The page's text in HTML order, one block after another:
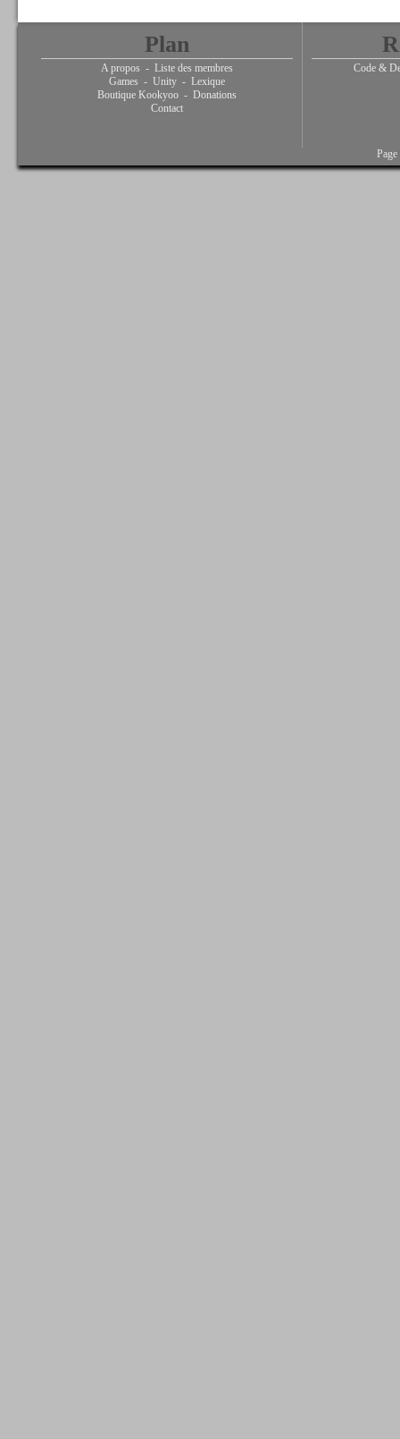
Plan
A propos - Liste des membres
Games - Unity - Lexique
Boutique Kookyoo - Donations
Contact
Code &